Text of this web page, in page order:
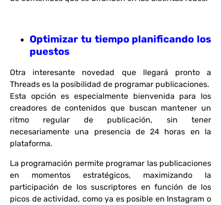
Optimizar tu tiempo planificando los
puestos
Otra interesante novedad que llegará pronto a
Threads es la posibilidad de programar publicaciones.
Esta opción es especialmente bienvenida para los
creadores de contenidos que buscan mantener un
ritmo regular de publicación, sin tener
necesariamente una presencia de 24 horas en la
plataforma.
La programación permite programar las publicaciones
en momentos estratégicos, maximizando la
participación de los suscriptores en función de los
picos de actividad, como ya es posible en Instagram o